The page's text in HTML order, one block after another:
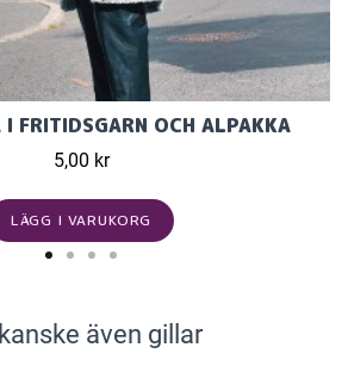
I FRITIDSGARN OCH ALPAKKA
5,00 kr
LÄGG I VARUKORG
även gillar